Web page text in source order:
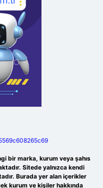
bir marka, kurum veya şahıs
Sitede yalnızca kendi
Burada yer alan içerikler
kurum ve kişiler hakkında